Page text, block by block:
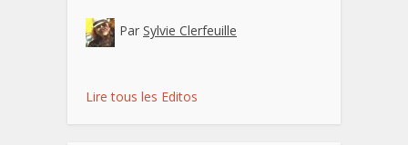
Par Sylvie Clerfeuille
Lire tous les Editos